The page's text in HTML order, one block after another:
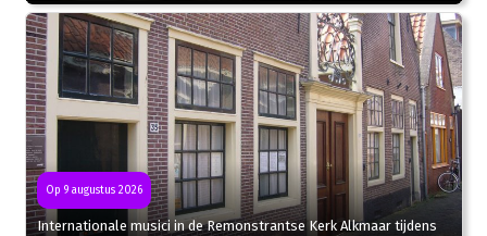
Op 9 augustus 2026
Internationale musici in de Remonstrantse Kerk Alkmaar tijdens